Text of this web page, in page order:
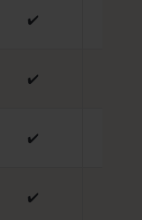
✔️
✔️
✔️
✔️